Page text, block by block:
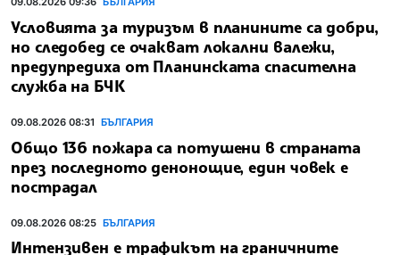
Условията за туризъм в планините са добри,
но следобед се очакват локални валежи,
предупредиха от Планинската спасителна
служба на БЧК
09.08.2026 08:31 БЪЛГАРИЯ
Общо 136 пожара са потушени в страната
през последното денонощие, един човек е
пострадал
09.08.2026 08:25 БЪЛГАРИЯ
Интензивен е трафикът на граничните